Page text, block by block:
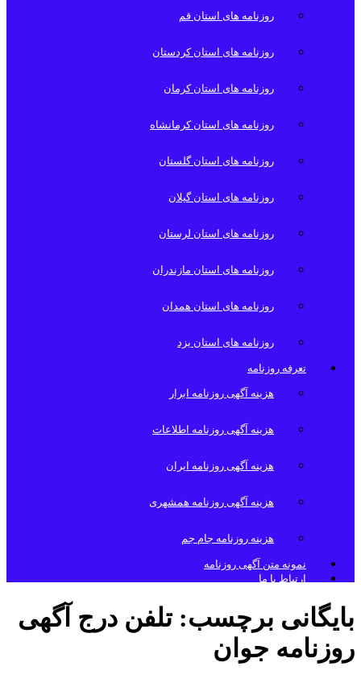
روزنامه های استان قم
روزنامه های استان کردستان
روزنامه های استان کرمان
روزنامه های استان کرمانشاه
روزنامه های استان گلستان
روزنامه های استان گیلان
روزنامه های استان لرستان
روزنامه های استان مازندران
روزنامه های استان همدان
روزنامه های استان یزد
تعرفه روزنامه
هزینه آگهی روزنامه ابرار
هزینه آگهی روزنامه اطلاعات
هزینه آگهی روزنامه ایران
هزینه آگهی روزنامه همشهری
هزینه روزنامه جام جم
نمونه متن آگهی روزنامه
ارتباط با ما
بایگانی برچسب:تلفن درج آگهی
روزنامه جوان